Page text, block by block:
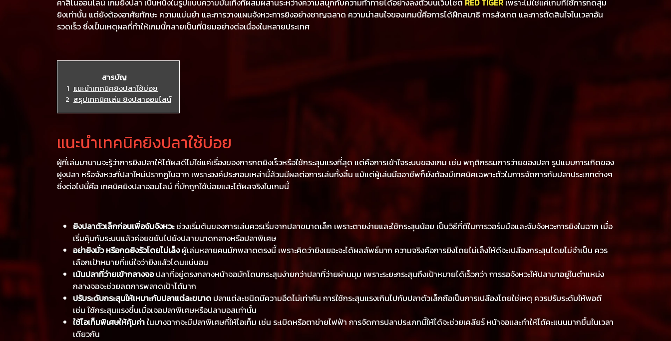
คาสิโนออนไลน์ เกมยิงปลา เป็นหนึ่งในรูปแบบความบันเทิงที่ผสมผสานระหว่างความสนุกกับความท้าทายได้อย่างลงตัวบนเว็บไซต์ RED TIGER เพราะไม่ใช่แค่เกมที่ใช้การกดสุ่ม
ยิงเท่านั้น แต่ยังต้องอาศัยทักษะ ความแม่นยำ และการวางแผนจังหวะการยิงอย่างชาญฉลาด ความน่าสนใจของเกมนี้คือการได้ฝึกสมาธิ การสังเกต และการตัดสินใจในเวลาอัน
รวดเร็ว ซึ่งเป็นเหตุผลที่ทำให้เกมนี้กลายเป็นที่นิยมอย่างต่อเนื่องในหลายประเทศ
แนะนำเทคนิคยิงปลาใช้บ่อย
สรุปเทคนิคเล่น ยิงปลาออนไลน์
แนะนำเทคนิคยิงปลาใช้บ่อย
ผู้ที่เล่นมานานจะรู้ว่าการยิงปลาให้ได้ผลดีไม่ใช่แค่เรื่องของการกดยิงเร็วหรือใช้กระสุนแรงที่สุด แต่คือการเข้าใจระบบของเกม เช่น พฤติกรรมการว่ายของปลา รูปแบบการเกิดของ
ฝูงปลา หรือจังหวะที่ปลาใหม่ปรากฏในฉาก เพราะองค์ประกอบเหล่านี้ล้วนมีผลต่อการเล่นทั้งสิ้น แม้แต่ผู้เล่นมืออาชีพก็ยังต้องมีเทคนิคเฉพาะตัวในการจัดการกับปลาประเภทต่างๆ
ซึ่งต่อไปนี้คือ เทคนิคยิงปลาออนไลน์ ที่มักถูกใช้บ่อยและได้ผลจริงในเกมนี้
ยิงปลาตัวเล็กก่อนเพื่อจับจังหวะช่วงเริ่มต้นของการเล่นควรเริ่มจากปลาขนาดเล็ก เพราะตายง่ายและใช้กระสุนน้อย เป็นวิธีที่ดีในการวอร์มมือและจับจังหวะการยิงในฉาก เมื่อ
เริ่มคุ้นกับระบบแล้วค่อยขยับไปยังปลาขนาดกลางหรือปลาพิเศษ
อย่ายิงมั่ว หรือกดยิงรัวโดยไม่เล็งผู้เล่นหลายคนมักพลาดตรงนี้ เพราะคิดว่ายิงเยอะจะได้ผลลัพธ์มาก ความจริงคือการยิงโดยไม่เล็งให้ดีจะเปลืองกระสุนโดยไม่จำเป็น ควร
เลือกเป้าหมายที่แน่ใจว่ายิงแล้วโดนแน่นอน
เน้นปลาที่ว่ายเข้ากลางจอปลาที่อยู่ตรงกลางหน้าจอมักโดนกระสุนง่ายกว่าปลาที่ว่ายผ่านมุม เพราะระยะกระสุนถึงเป้าหมายได้เร็วกว่า การรอจังหวะให้ปลามาอยู่ในตำแหน่ง
กลางจอจะช่วยลดการพลาดเป้าได้มาก
ปรับระดับกระสุนให้เหมาะกับปลาแต่ละขนาด ปลาแต่ละชนิดมีความอึดไม่เท่ากัน การใช้กระสุนแรงเกินไปกับปลาตัวเล็กถือเป็นการเปลืองโดยใช่เหตุ ควรปรับระดับให้พอดี
เช่น ใช้กระสุนแรงขึ้นเมื่อเจอปลาพิเศษหรือปลาบอสเท่านั้น
ใช้ไอเท็มพิเศษให้คุ้มค่าในบางฉากจะมีปลาพิเศษที่ให้ไอเท็ม เช่น ระเบิดหรือตาข่ายไฟฟ้า การจัดการปลาประเภทนี้ให้ได้จะช่วยเคลียร์ หน้าจอและทำให้ได้คะแนนมากขึ้นในเวลา
เดียวกัน